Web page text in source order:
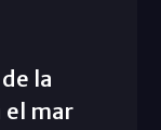
la
el mar